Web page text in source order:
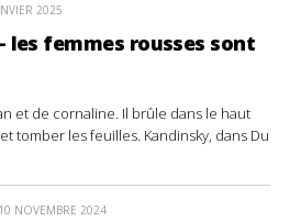
2025
les femmes rousses sont
et de cornaline. Il brûle dans le haut
tomber les feuilles. Kandinsky, dans Du
10 NOVEMBRE 2024